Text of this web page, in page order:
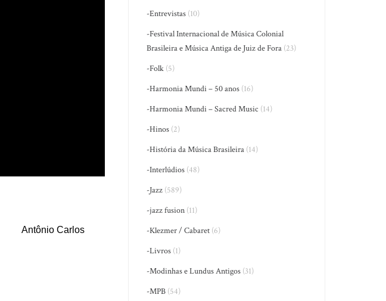
Antônio Carlos
-Entrevistas (10)
-Festival Internacional de Música Colonial
Brasileira e Música Antiga de Juiz de Fora (23)
-Folk (5)
-Harmonia Mundi – 50 anos (16)
-Harmonia Mundi – Sacred Music (14)
-Hinos (2)
-História da Música Brasileira (14)
-Interlúdios (48)
-Jazz (589)
-jazz fusion (11)
-Klezmer / Cabaret (6)
-Livros (1)
-Modinhas e Lundus Antigos (31)
-MPB (54)